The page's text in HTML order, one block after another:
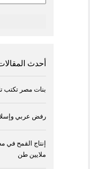
Address
أحدث
بنات مصر تكتب
رفض عربي
ملايين طن